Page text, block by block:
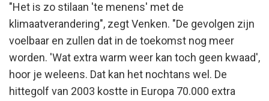
"Het is zo stilaan 'te menens' met de
klimaatverandering", zegt Venken. "De gevolgen zijn
voelbaar en zullen dat in de toekomst nog meer
worden. 'Wat extra warm weer kan toch geen kwaad',
hoor je weleens. Dat kan het nochtans wel. De
hittegolf van 2003 kostte in Europa 70.000 extra